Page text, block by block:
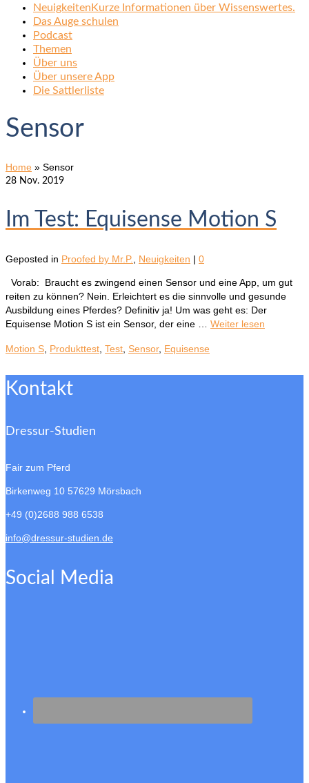
Neuigkeiten Kurze Informationen über Wissenswertes.
Das Auge schulen
Podcast
Themen
Über uns
Über unsere App
Die Sattlerliste
Sensor
Home » Sensor
28 Nov. 2019
Im Test: Equisense Motion S
Geposted in Proofed by Mr.P. Neuigkeiten | 0
Vorab: Braucht es zwingend einen Sensor und eine App, um gut
reiten zu können? Nein. Erleichtert es die sinnvolle und gesunde
Ausbildung eines Pferdes? Definitiv ja! Um was geht es: Der
Equisense Motion S ist ein Sensor, der eine … Weiter lesen
Motion S Produkttest Test Sensor, Equisense
Kontakt
Dressur-Studien
Fair zum Pferd
Birkenweg 10 57629 Mörsbach
+49 (0)2688 988 6538
info@dressur-studien.de
Social Media